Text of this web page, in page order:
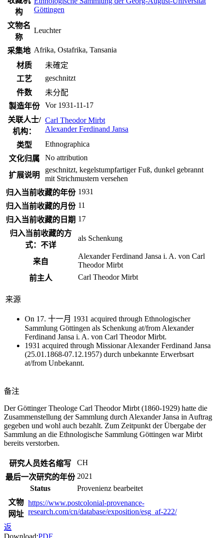
构
Göttingen
文物名
称
Leuchter
采集地 Afrika, Ostafrika, Tansania
材质
未確定
工艺
geschnitzt
件数
未分配
製造年份
Vor 1931-11-17
关联人士/
机构：
Carl Theodor Mirbt
Alexander Ferdinand Jansa
类型
Ethnographica
文化归属
No attribution
扩展说明
geschnitzt, kegelstumpfartiger Fuß, dunkel gebrannt
mit Strichmustern versehen
归入当前收藏的年份 1931
归入当前收藏的月份 11
归入当前收藏的日期 17
归入当前收藏的方
式：不详
als Schenkung
来自
Alexander Ferdinand Jansa i. A. von Carl
Theodor Mirbt
前主人
Carl Theodor Mirbt
来源
On 17. 十一月 1931 acquired through Ethnologischer
Sammlung Göttingen als Schenkung at/from Alexander
Ferdinand Jansa i. A. von Carl Theodor Mirbt.
1931 acquired through Missionar Alexander Ferdinand Jansa
(25.01.1868-07.12.1957) durch unbekannte Erwerbsart
at/from Unbekannt.
备注
Der Göttinger Theologe Carl Theodor Mirbt (1860-1929) hatte die
Zusammenstellung der Sammlung durch Alexander Jansa in Auftrag
gegeben und wohl auch bezahlt. Zum Zeitpunkt der Übergabe der
Sammlung an die Ethnologische Sammlung Göttingen war Mirbt
bereits verstorben.
研究人员姓名缩写
CH
最后一次研究的年份 2021
Status
Provenienz bearbeitet
文物
网址
https://www.postcolonial-provenance-
research.com/cn/database/exposition/esg_af-222/
返